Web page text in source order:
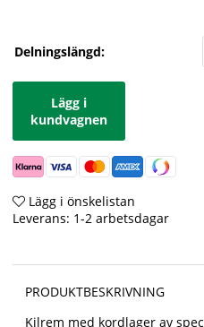
Delningslängd:
Lägg i
kundvagnen
Lägg i önskelistan
Leverans: 1-2 arbetsdagar
PRODUKTBESKRIVNING
Kilrem med kordlager av